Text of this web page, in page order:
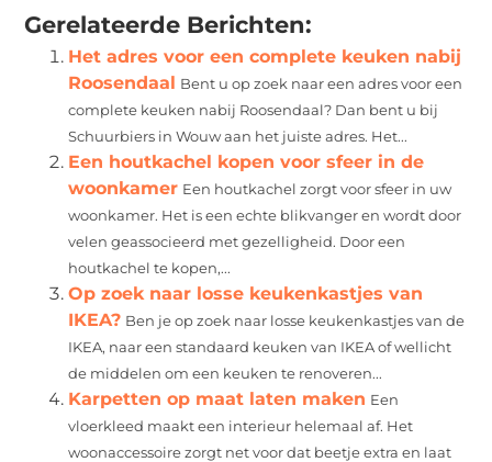
Gerelateerde Berichten:
Het adres voor een complete keuken nabij
Roosendaal Bent u op zoek naar een adres voor een
complete keuken nabij Roosendaal? Dan bent u bij
Schuurbiers in Wouw aan het juiste adres. Het...
Een houtkachel kopen voor sfeer in de
woonkamer Een houtkachel zorgt voor sfeer in uw
woonkamer. Het is een echte blikvanger en wordt door
velen geassocieerd met gezelligheid. Door een
houtkachel te kopen,...
Op zoek naar losse keukenkastjes van
IKEA? Ben je op zoek naar losse keukenkastjes van de
IKEA, naar een standaard keuken van IKEA of wellicht
de middelen om een keuken te renoveren...
Karpetten op maat laten maken Een
vloerkleed maakt een interieur helemaal af. Het
woonaccessoire zorgt net voor dat beetje extra en laat